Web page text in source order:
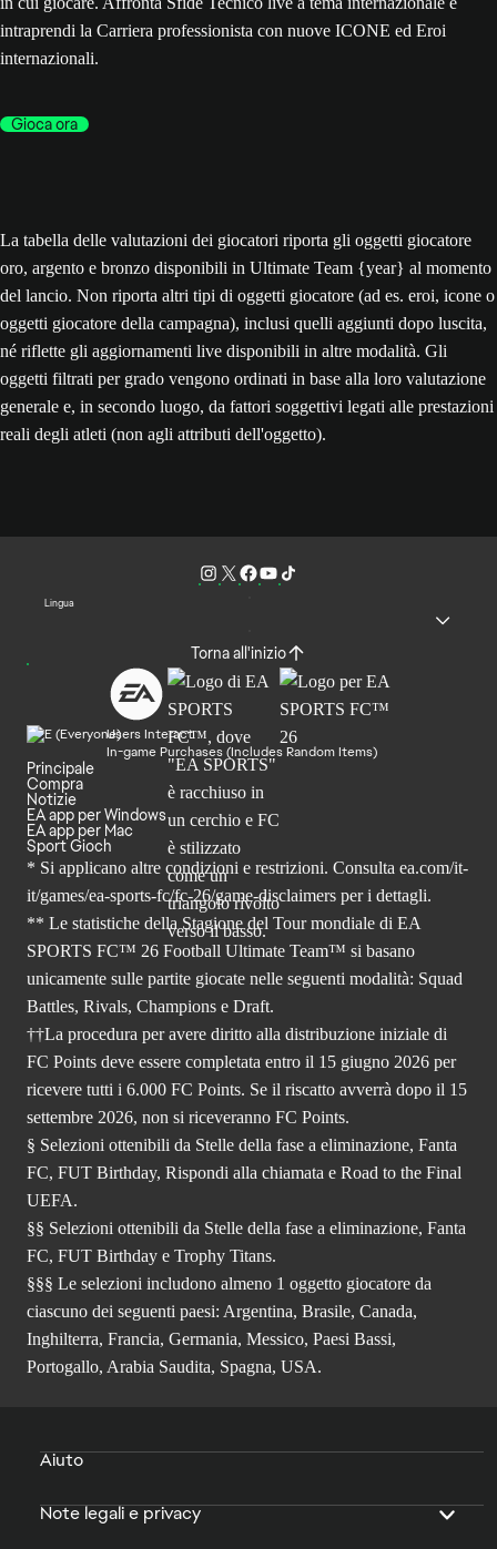
intraprendi la Carriera professionista con nuove ICONE ed Eroi
internazionali.
Gioca ora
La tabella delle valutazioni dei giocatori riporta gli oggetti giocatore
oro, argento e bronzo disponibili in Ultimate Team {year} al momento
del lancio. Non riporta altri tipi di oggetti giocatore (ad es. eroi, icone o
oggetti giocatore della campagna), inclusi quelli aggiunti dopo luscita,
né riflette gli aggiornamenti live disponibili in altre modalità. Gli
oggetti filtrati per grado vengono ordinati in base alla loro valutazione
generale e, in secondo luogo, da fattori soggettivi legati alle prestazioni
reali degli atleti (non agli attributi dell'oggetto).
Lingua
Torna all'inizio
Users Interact
In-game Purchases (Includes Random Items)
Principale
Compra
Notizie
EA app per Windows
EA app per Mac
Sport Gioch
* Si applicano altre condizioni e restrizioni. Consulta ea.com/it-
it/games/ea-sports-fc/fc-26/game-disclaimers per i dettagli.
** Le statistiche della Stagione del Tour mondiale di EA
SPORTS FC™ 26 Football Ultimate Team™ si basano
unicamente sulle partite giocate nelle seguenti modalità: Squad
Battles, Rivals, Champions e Draft.
††La procedura per avere diritto alla distribuzione iniziale di
FC Points deve essere completata entro il 15 giugno 2026 per
ricevere tutti i 6.000 FC Points. Se il riscatto avverrà dopo il 15
settembre 2026, non si riceveranno FC Points.
§ Selezioni ottenibili da Stelle della fase a eliminazione, Fanta
FC, FUT Birthday, Rispondi alla chiamata e Road to the Final
UEFA.
§§ Selezioni ottenibili da Stelle della fase a eliminazione, Fanta
FC, FUT Birthday e Trophy Titans.
§§§ Le selezioni includono almeno 1 oggetto giocatore da
ciascuno dei seguenti paesi: Argentina, Brasile, Canada,
Inghilterra, Francia, Germania, Messico, Paesi Bassi,
Portogallo, Arabia Saudita, Spagna, USA.
Aiuto
Note legali e privacy